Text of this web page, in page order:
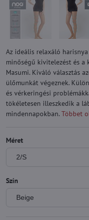
Az ideális relaxáló
minőségű kivitelezést és a
Masumi. Kiváló választás
ülőmunkát végeznek.
és vérkeringési
tökéletesen illeszkedik a
mindennapokban. Többet
Méret
Szín